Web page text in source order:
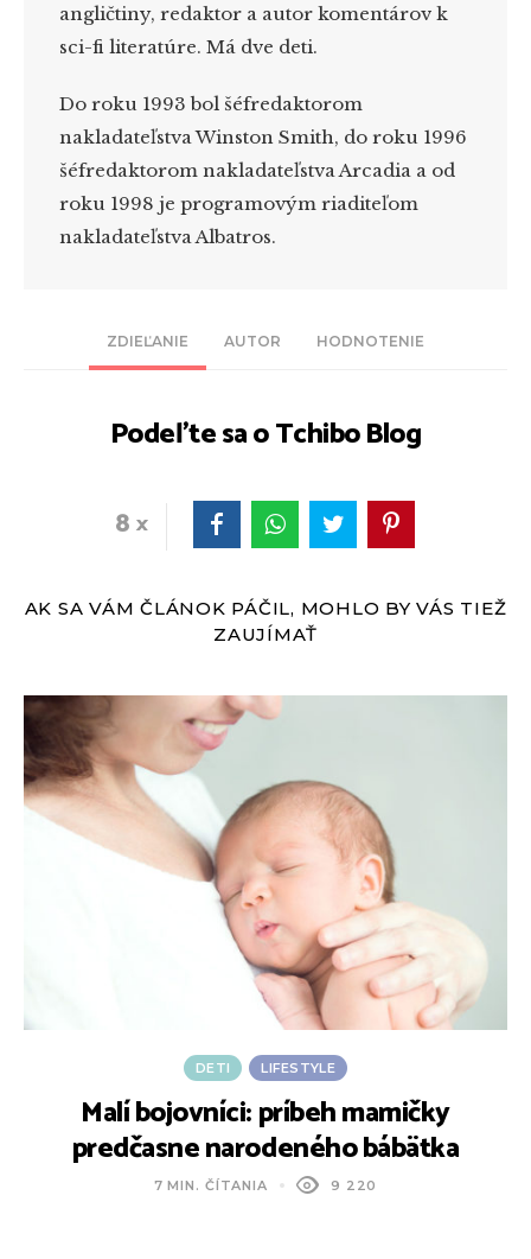
ZDIEĽANIE AUTOR HODNOTENIE
Podeľte sa o Tchibo Blog
8
angličtiny, redaktor a autor komentárov k
sci-fi literatúre. Má dve deti.
Do roku 1993 bol šéfredaktorom
nakladateľstva Winston Smith, do roku 1996
šéfredaktorom nakladateľstva Arcadia a od
roku 1998 je programovým riaditeľom
nakladateľstva Albatros.
AK SA VÁM ČLÁNOK PÁČIL, MOHLO BY VÁS TIEŽ
ZAUJÍMAŤ
DETI LIFESTYLE
Malí bojovníci: príbeh mamičky
predčasne narodeného bábätka
7 MIN. ČÍTANIA 9 220